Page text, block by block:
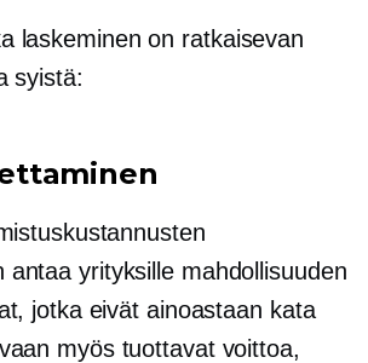
laskeminen on ratkaisevan
syistä:
antaa yrityksille mahdollisuuden
jotka eivät ainoastaan ​​kata
myös tuottavat voittoa,